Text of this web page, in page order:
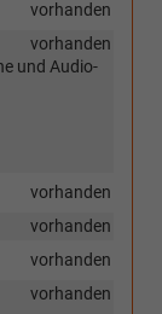
vorhanden
vorhanden
und Audio-
vorhanden
vorhanden
vorhanden
vorhanden